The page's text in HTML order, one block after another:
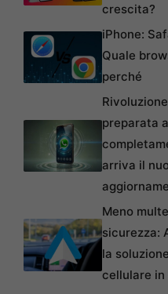
crescita?
iPhone:
Quale
perché
preparata
arriva il
Meno
sicurezza:
la
cellulare in